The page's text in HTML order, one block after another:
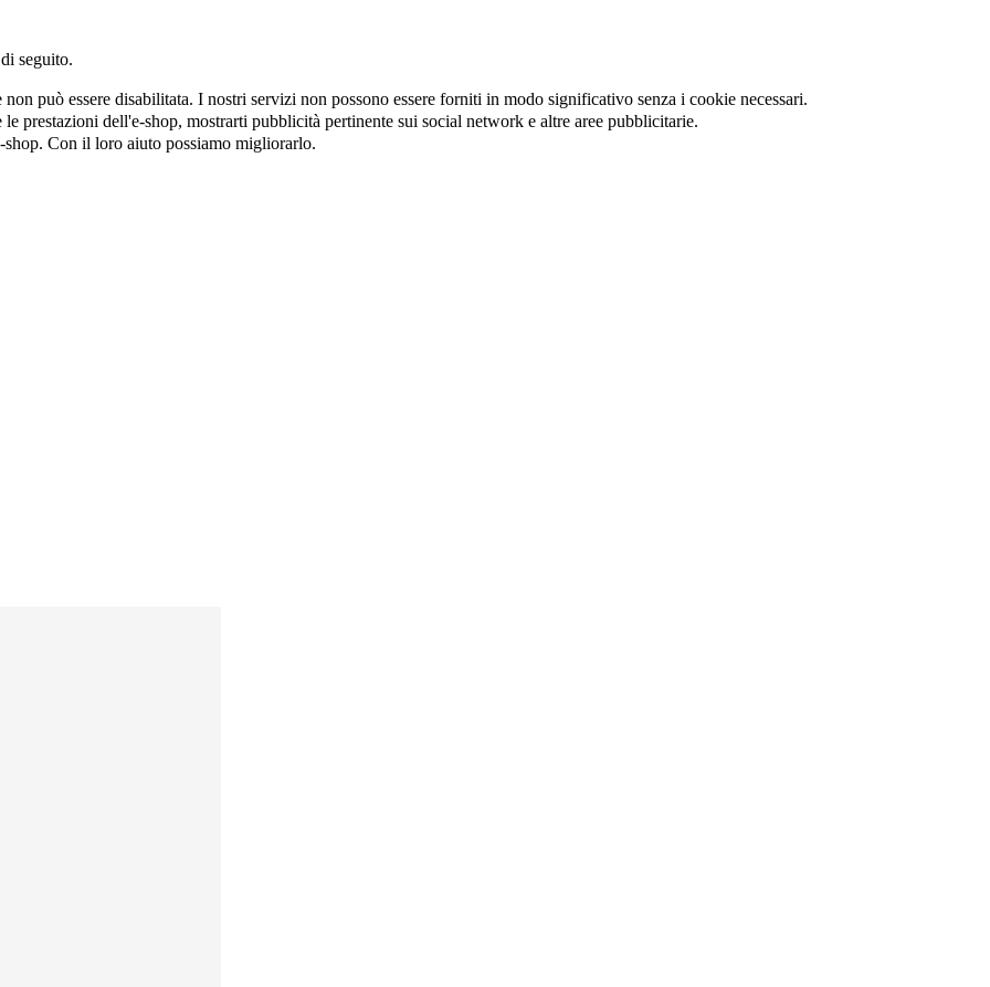
seguito.
non può essere disabilitata. I nostri servizi non possono essere forniti in modo significativo senza i cookie necessari.
prestazioni dell'e-shop, mostrarti pubblicità pertinente sui social network e altre aree pubblicitarie.
Con il loro aiuto possiamo migliorarlo.